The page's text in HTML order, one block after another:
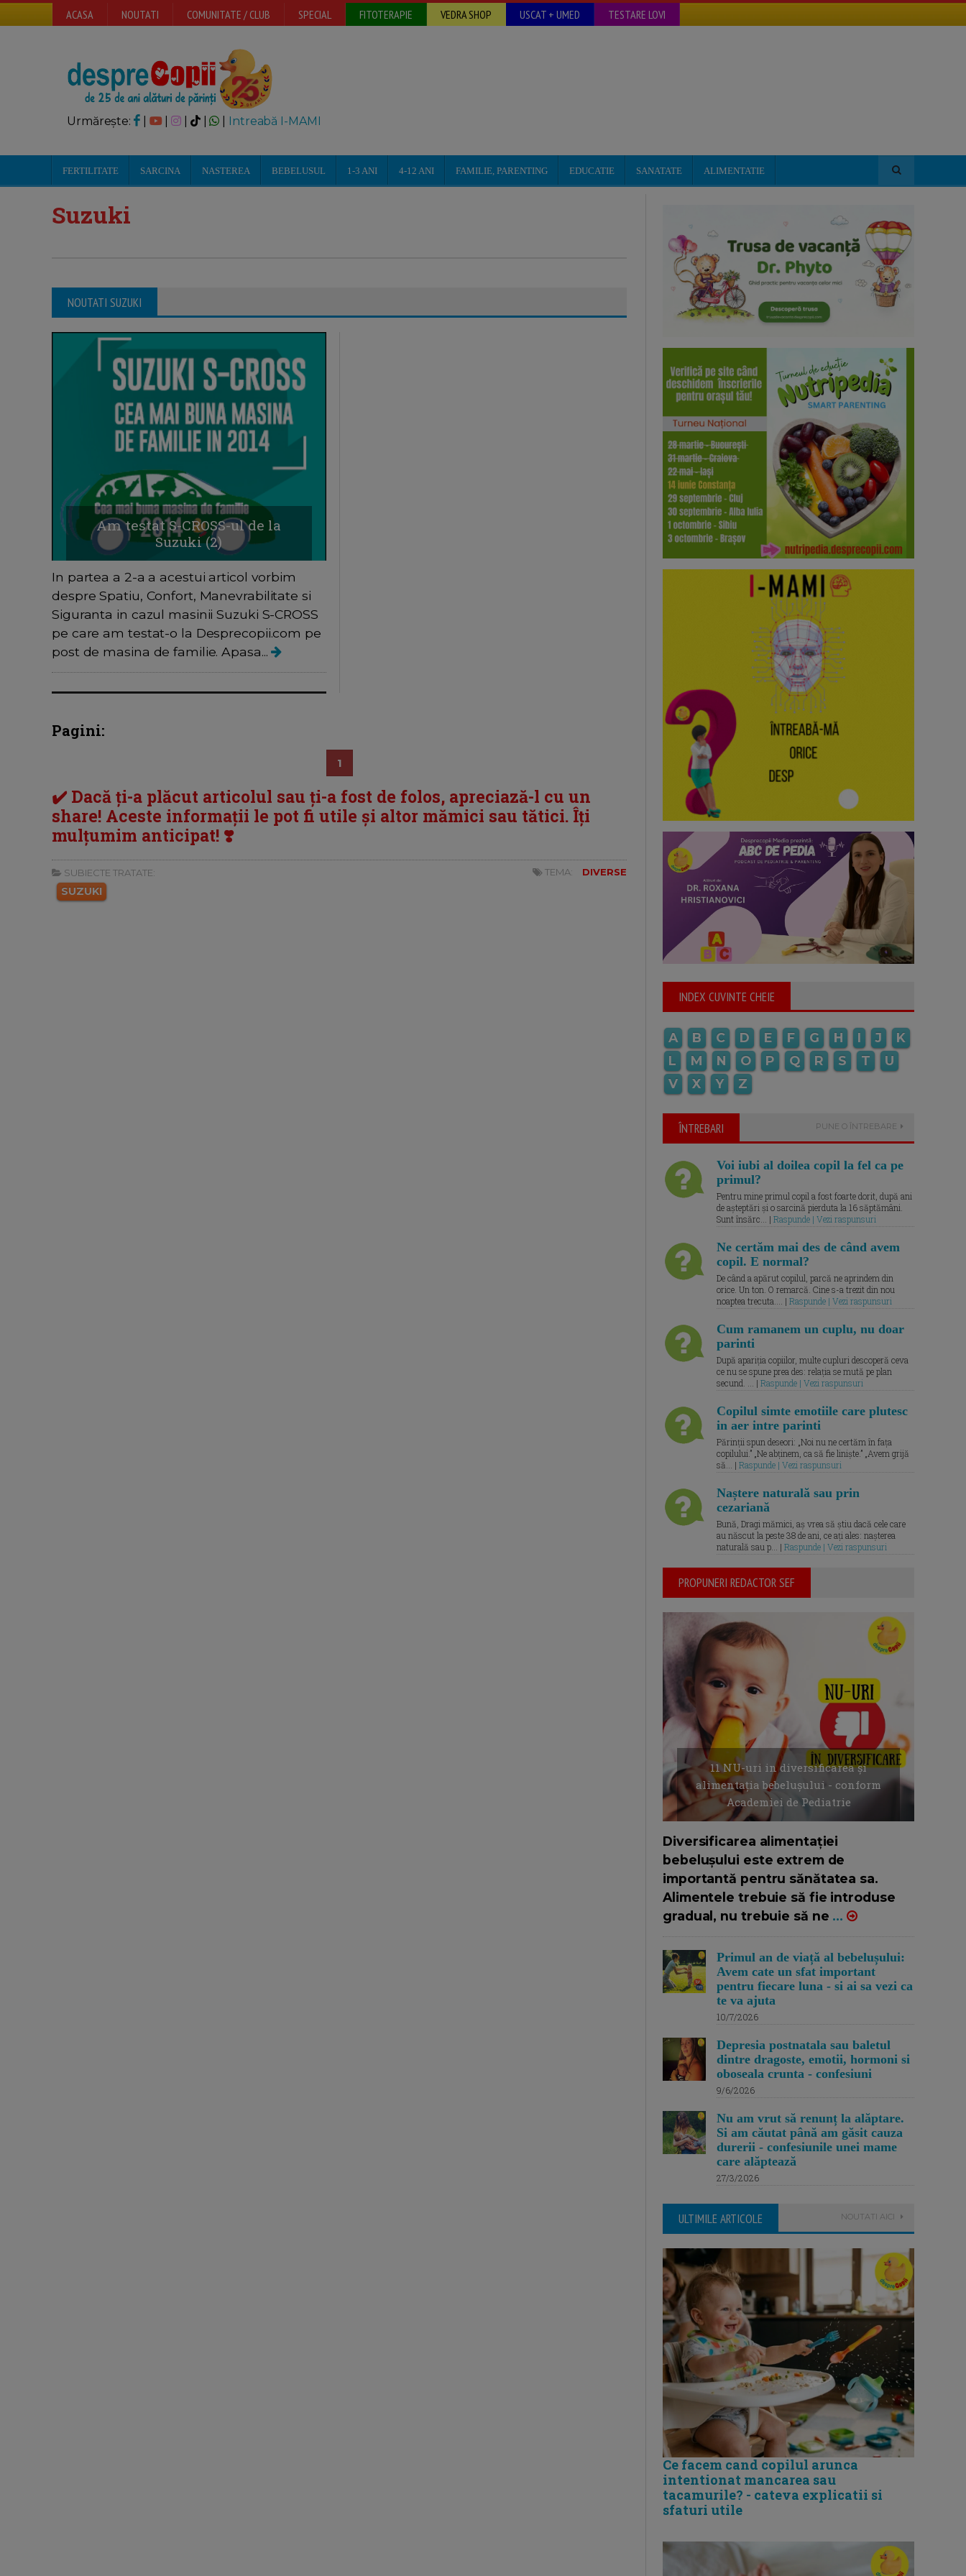
ACASA NOUTATI COMUNITATE / CLUB SPECIAL FITOTERAPIE VEDRA SHOP USCAT + UMED TESTARE LOVI
Urmărește: | | Intreabă I-MAMI
FERTILITATE SARCINA NASTEREA BEBELUSUL 1-3 ANI 4-12 ANI FAMILIE, PARENTING EDUCATIE SANATATE ALIMENTATIE
Suzuki
NOUTATI SUZUKI
Am testat S-CROSS-ul de la
Suzuki (2)
In partea a 2-a a acestui articol vorbim
despre Spatiu, Confort, Manevrabilitate si
Siguranta in cazul masinii Suzuki S-CROSS
pe care am testat-o la Desprecopii.com pe
post de masina de familie. Apasa...
Pagini:
1
✔️ Dacă ți-a plăcut articolul sau ți-a fost de folos, apreciază-l cu un
share! Aceste informații le pot fi utile și altor mămici sau tătici. Îți
mulțumim anticipat! ❣️
SUBIECTE TRATATE:
SUZUKI
TEMA: DIVERSE
INDEX CUVINTE CHEIE
A B C D E F G H I J
K
L
M N O P Q R S T
U
V
X Y Z
ÎNTREBARI PUNE O ÎNTREBARE
Voi iubi al doilea copil la fel ca pe
primul?
Pentru mine primul copil a fost foarte dorit, după ani
de așteptări și o sarcină pierduta la 16 săptămâni.
Sunt însărc... | Raspunde | Vezi raspunsuri
Ne certăm mai des de când avem
copil. E normal?
De când a apărut copilul, parcă ne aprindem din
orice. Un ton. O remarcă. Cine s-a trezit din nou
noaptea trecuta.... | Raspunde | Vezi raspunsuri
Cum ramanem un cuplu, nu doar
parinti
După apariția copiilor, multe cupluri descoperă ceva
ce nu se spune prea des: relația se mută pe plan
secund. ... | Raspunde | Vezi raspunsuri
Copilul simte emotiile care plutesc
in aer intre parinti
Părinții spun deseori: „Noi nu ne certăm în fața
copilului.” „Ne abținem, ca să fie liniște.” „Avem grijă
să... | Raspunde | Vezi raspunsuri
Naștere naturală sau prin
cezariană
Bună, Dragi mămici, aș vrea să știu dacă cele care
au născut la peste 38 de ani, ce ați ales: nașterea
naturală sau p... | Raspunde | Vezi raspunsuri
PROPUNERI REDACTOR SEF
11 NU-uri in diversificarea și
alimentația bebelușului - conform
Academiei de Pediatrie
Diversificarea alimentației
bebelușului este extrem de
importantă pentru sănătatea sa.
Alimentele trebuie să fie introduse
gradual, nu trebuie să ne ...
Primul an de viață al bebelușului:
Avem cate un sfat important
pentru fiecare luna - si ai sa vezi ca
te va ajuta
10/7/2026
Depresia postnatala sau baletul
dintre dragoste, emotii, hormoni si
oboseala crunta - confesiuni
9/6/2026
Nu am vrut să renunț la alăptare.
Si am căutat până am găsit cauza
durerii - confesiunile unei mame
care alăptează
27/3/2026
ULTIMILE ARTICOLE NOUTATI AICI
Ce facem cand copilul arunca
intentionat mancarea sau
tacamurile? - cateva explicatii si
sfaturi utile